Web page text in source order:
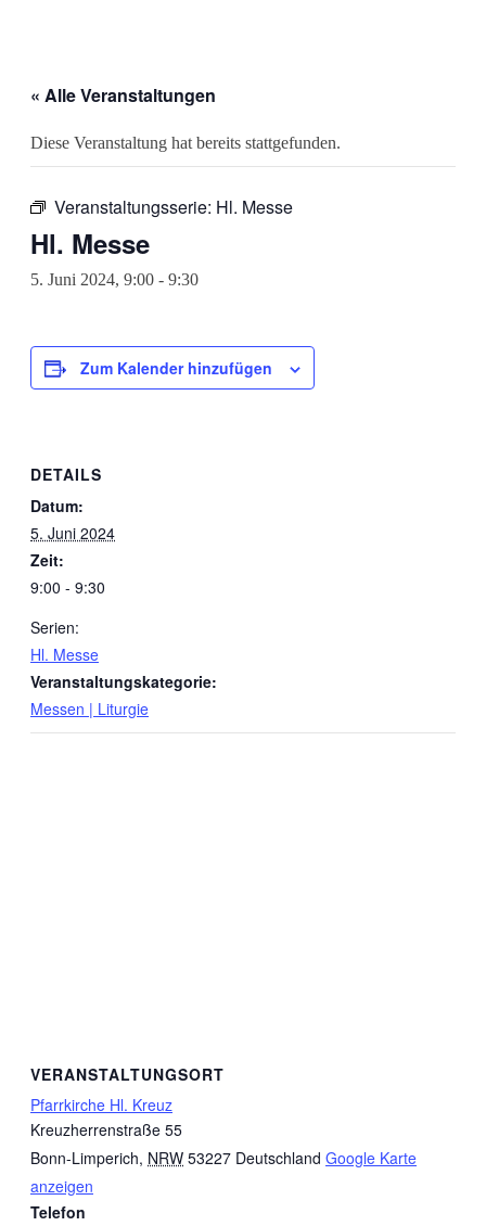
« Alle Veranstaltungen
Diese Veranstaltung hat bereits stattgefunden.
Veranstaltungsserie: Hl. Messe
Hl. Messe
5. Juni 2024, 9:00 - 9:30
Zum Kalender hinzufügen
DETAILS
Datum:
5. Juni 2024
Zeit:
9:00 - 9:30
Serien:
Hl. Messe
Veranstaltungskategorie:
Messen | Liturgie
VERANSTALTUNGSORT
Pfarrkirche Hl. Kreuz
Kreuzherrenstraße 55
Bonn-Limperich, NRW 53227 Deutschland Google Karte
anzeigen
Telefon